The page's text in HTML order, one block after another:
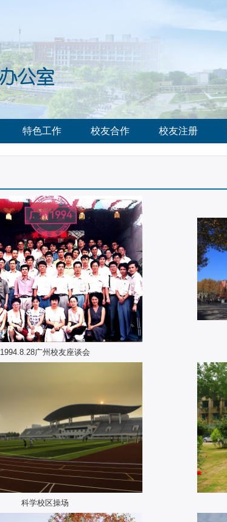
特色工作 校友合作 校友注册
1994.8.28广州校友座谈会
科学校区操场